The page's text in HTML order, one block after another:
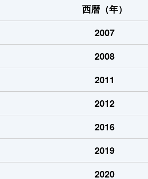
西暦（年）
2007
2008
2011
2012
2016
2019
2020